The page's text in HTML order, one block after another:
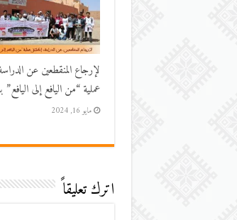
لإرجاع المنقطعين عن
عملية “من اليافع إلى اليافع”
مايو 16, 2024
اترك تعليقاً